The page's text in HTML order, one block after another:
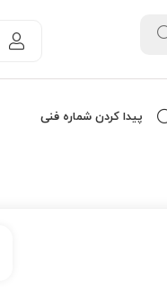
پیدا کردن شماره فنی